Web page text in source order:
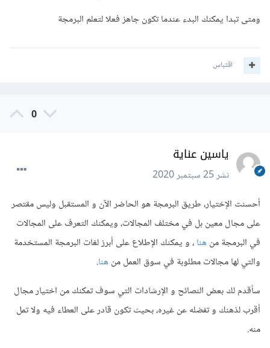
ومتى تبدا يمكنك البدء عندما تكون جاهز فعلا لتعلم البرمجة
اقتباس
0
ياسين عناية
نشر25 سبتمبر 2020
أحسنت الإختيار، طريق البرمجة هو الحاضر الآن و المستقبل وليس مقتصر
على مجال معين بل في مختلف المجالات، ويمكنك التعرف على المجالات
في البرمجة منهنا، و يمكنك الإطلاع على أبرز لغات البرمجة المستخدمة
والتي لها مجالات مطلوبة في سوق العمل منهنا.
سأقدم لك بعض النصائح و الإرشادات التي سوف تمكنك من اختيار مجال
أقرب لذهنك و تفضله عن غيره، بحيث تكون قادر على العطاء فيه ولا تمل
منه.